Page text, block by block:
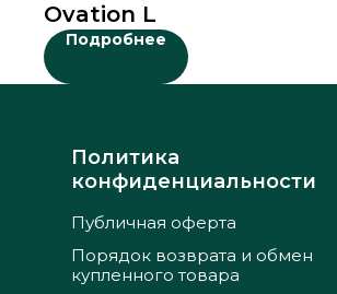
Ovation L
Подробнее
Публичная оферта
Порядок возврата и обмен
купленного товара
Политика
конфиденциальности